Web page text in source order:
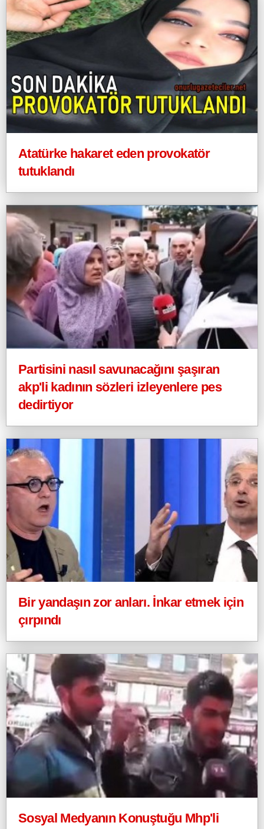
Atatürke hakaret eden provokatör
tutuklandı
Partisini nasıl savunacağını şaşıran
akp'li kadının sözleri izleyenlere pes
dedirtiyor
Bir yandaşın zor anları. İnkar etmek için
çırpındı
Sosyal Medyanın Konuştuğu Mhp'li